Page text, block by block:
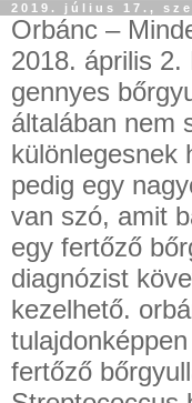
2019. július 17.,
Orbánc –
2018. április 2.
gennyes
általában nem
különlegesnek
pedig egy
van szó, amit
egy fertőző
diagnózist
kezelhető.
fertőző